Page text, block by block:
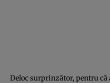
Deloc surprinzător, pentru că